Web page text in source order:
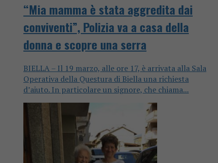
“Mia mamma è stata aggredita dai
conviventi”, Polizia va a casa della
donna e scopre una serra
BIELLA – Il 19 marzo, alle ore 17, è arrivata alla Sala
Operativa della Questura di Biella una richiesta
d’aiuto. In particolare un signore, che chiama...